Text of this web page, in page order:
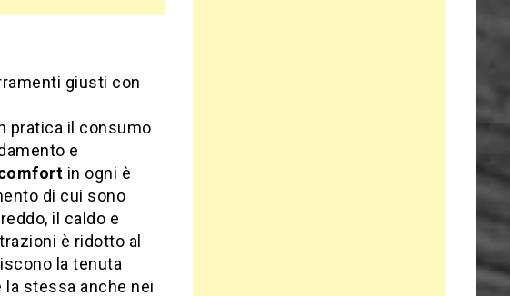
giusti con
pratica il consumo
e
in ogni è
di cui sono
il caldo e
è ridotto al
la tenuta
stessa anche nei